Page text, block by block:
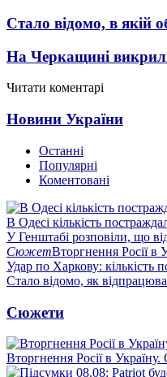
Стало відомо, в якій
На Черкащині
Читати коментарі
Новини України
Останні
Популярні
Коментовані
В Одесі кількість
У Генштабі розповіли, що
СюжетВторгнення Росії в
Удар по Харкову: кількість
Стало відомо, як
Сюжети
Вторгнення Росії в